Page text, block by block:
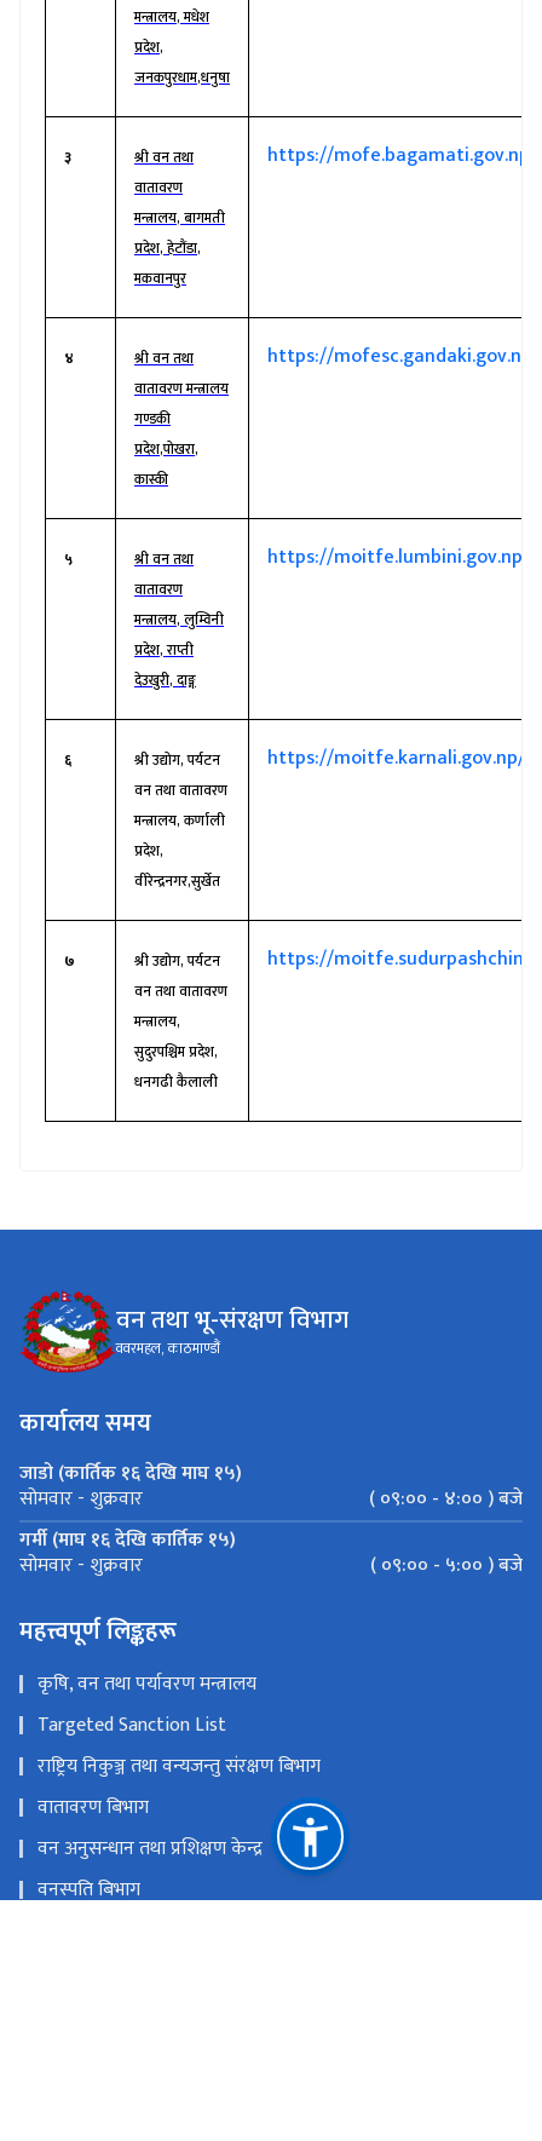
मन्त्रालय,मधेश
प्रदेश,
जनकपुरधाम,धनुषा
३
श्री वन तथा
वातावरण
मन्त्रालय,बागमती
प्रदेश,हेटौंडा,
मकवानपुर
https://mofe.bagamati.gov.np/
४
श्री वन तथा
वातावरण मन्त्रालय
गण्डकी
प्रदेश,पोखरा,
कास्की
https://mofesc.gandaki.gov.np/
५
श्री वन तथा
वातावरण
मन्त्रालय,लुम्विनी
प्रदेश,राप्ती
देउखुरी,दाङ्ग
https://moitfe.lumbini.gov.np/
६ श्री उद्योग,पर्यटन
वन तथा वातावरण
मन्त्रालय,कर्णाली
प्रदेश,
वीरेन्द्रनगर,सुर्खेत
https://moitfe.karnali.gov.np/
७ श्री उद्योग,पर्यटन
वन तथा वातावरण
मन्त्रालय,
सुदुरपश्चिम प्रदेश,
धनगढी कैलाली
https://
वन तथा भू-संरक्षण विभाग
ववरमहल, काठमाण्डौं
कार्यालय समय
जाडो (कार्तिक १६ देखि माघ १५)
सोमवार - शुक्रवार
( ०९:०० - ४:०० ) बजे
गर्मी (माघ १६ देखि कार्तिक १५)
सोमवार - शुक्रवार ( ०९:०० - ५:०० ) बजे
महत्त्वपूर्ण लिङ्कहरू
कृषि, वन तथा पर्यावरण मन्त्रालय
Targeted Sanction List
राष्ट्रिय निकुञ्ज तथा वन्यजन्तु संरक्षण बिभाग
वातावरण बिभाग
वन अनुसन्धान तथा प्रशिक्षण केन्द्र
वनस्पति बिभाग